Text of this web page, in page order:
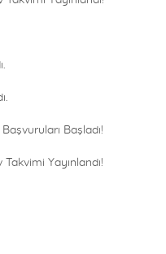
Başladı!
Yayınlandı!